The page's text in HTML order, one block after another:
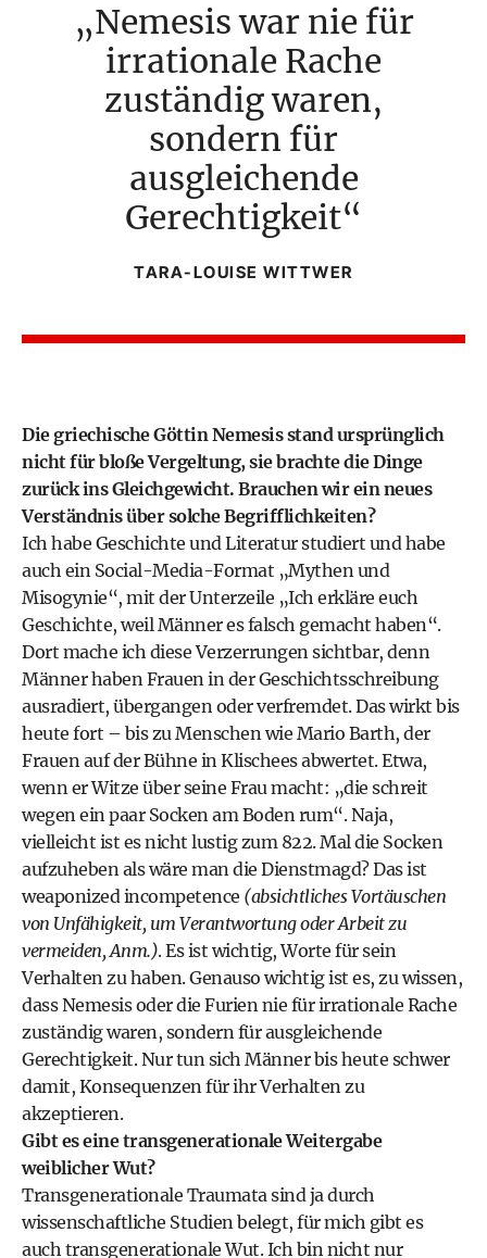
Nemesis war nie für
irrationale Rache
zuständig waren,
sondern für
ausgleichende
Gerechtigkeit
TARA-LOUISE WITTWER
Die griechische Göttin Nemesis stand ursprünglich
nicht für bloße Vergeltung, sie brachte die Dinge
zurück ins Gleichgewicht. Brauchen wir ein neues
Verständnis über solche Begrifflichkeiten?
Ich habe Geschichte und Literatur studiert und habe
auch ein Social-Media-Format „Mythen und
Misogynie“, mit der Unterzeile „Ich erkläre euch
Geschichte, weil Männer es falsch gemacht haben“.
Dort mache ich diese Verzerrungen sichtbar, denn
Männer haben ­Frauen in der Geschichtsschreibung
ausradiert, übergangen oder verfremdet. Das wirkt bis
heute fort – bis zu Menschen wie Mario Barth, der
Frauen auf der Bühne in Klischees abwertet. Etwa,
wenn er Witze über seine Frau macht: „die schreit
wegen ein paar Socken am Boden rum“. Naja,
vielleicht ist es nicht lustig zum 822. Mal die Socken
aufzuheben als wäre man die Dienstmagd? Das ist
weaponized incompetence (absichtliches Vortäuschen
von Unfähigkeit, um Verantwortung oder Arbeit zu
vermeiden, Anm.). Es ist wichtig, Worte für sein
Verhalten zu haben. Genauso wichtig ist es, zu wissen,
dass Nemesis oder die Furien nie für irrationale Rache
zuständig waren, sondern für ausgleichende
Gerechtigkeit. Nur tun sich Männer bis heute schwer
damit, Konsequenzen für ihr Verhalten zu
akzeptieren.
Gibt es eine transgenerationale Weitergabe
weiblicher Wut?
Transgenerationale Traumata sind ja durch
wissenschaftliche Studien belegt, für mich gibt es
auch transgenerationale Wut. Ich bin nicht nur